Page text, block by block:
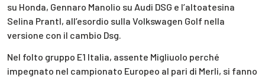
su Honda, Gennaro Manolio su Audi DSG e l’altoatesina
Selina Prantl, all’esordio sulla Volkswagen Golf nella
versione con il cambio Dsg.
Nel folto gruppo E1 Italia, assente Migliuolo perché
impegnato nel campionato Europeo al pari di Merli, si fanno